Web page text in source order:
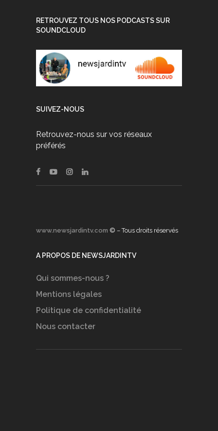
RETROUVEZ TOUS NOS PODCASTS SUR
SOUNDCLOUD
SUIVEZ-NOUS
Retrouvez-nous sur vos réseaux
préférés
www.newsjardintv.com © – Tous droits réservés
A PROPOS DE NEWSJARDINTV
Qui sommes-nous ?
Mentions légales
Politique de confidentialité
Nous contacter